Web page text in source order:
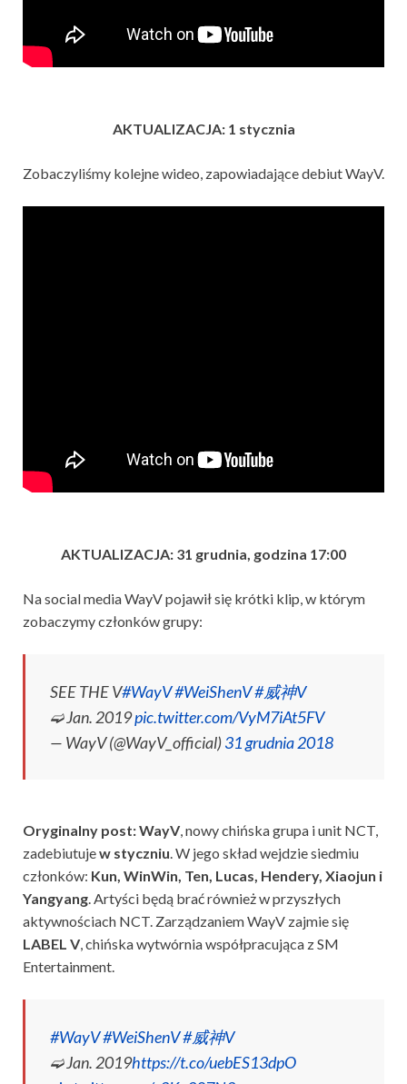
AKTUALIZACJA: 1 stycznia
Zobaczyliśmy kolejne wideo, zapowiadające debiut WayV.
AKTUALIZACJA: 31 grudnia, godzina 17:00
Na social media WayV pojawił się krótki klip, w którym
zobaczymy członków grupy:
SEE THE V#WayV#WeiShenV#威神V
➫ Jan. 2019pic.twitter.com/VyM7iAt5FV
— WayV (@WayV_official)31 grudnia 2018
Oryginalny post: WayV, nowy chińska grupa i unit NCT,
zadebiutujew styczniu. W jego skład wejdzie siedmiu
członków: Kun, WinWin, Ten, Lucas, Hendery, Xiaojun i
Yangyang. Artyści będą brać również w przyszłych
aktywnościach NCT. Zarządzaniem WayV zajmie się
LABEL V, chińska wytwórnia współpracująca z SM
Entertainment.
#WayV#WeiShenV#威神V
➫ Jan. 2019https://t.co/uebES13dpO